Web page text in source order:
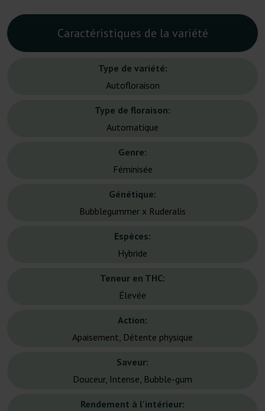
Caractéristiques de la variété
Type de variété:
Autofloraison
Type de floraison:
Automatique
Genre:
Féminisée
Génétique:
Bubblegummer x Ruderalis
Espèces:
Hybride
Teneur en THC:
Élevée
Action:
Apaisement, Détente physique
Saveur:
Douceur, Intense, Bubble-gum
Rendement à l'intérieur: